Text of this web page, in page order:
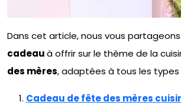
Dans cet article, nous vous partageons
cadeauà offrir sur le thème de la
des mères, adaptées à tous les
Cadeau de fête des mères